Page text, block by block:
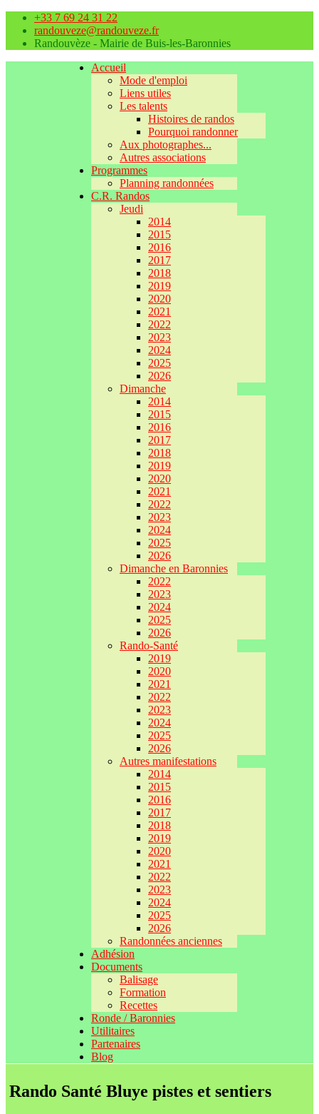
+33 7 69 24 31 22
randouveze@randouveze.fr
Randouvèze - Mairie de Buis-les-Baronnies
Accueil
Mode d'emploi
Liens utiles
Les talents
Histoires de randos
Pourquoi randonner
Aux photographes...
Autres associations
Programmes
Planning randonnées
C.R. Randos
Jeudi
2014
2015
2016
2017
2018
2019
2020
2021
2022
2023
2024
2025
2026
Dimanche
2014
2015
2016
2017
2018
2019
2020
2021
2022
2023
2024
2025
2026
Dimanche en Baronnies
2022
2023
2024
2025
2026
Rando-Santé
2019
2020
2021
2022
2023
2024
2025
2026
Autres manifestations
2014
2015
2016
2017
2018
2019
2020
2021
2022
2023
2024
2025
2026
Randonnées anciennes
Adhésion
Documents
Balisage
Formation
Recettes
Ronde / Baronnies
Utilitaires
Partenaires
Blog
Rando Santé Bluye pistes et sentiers